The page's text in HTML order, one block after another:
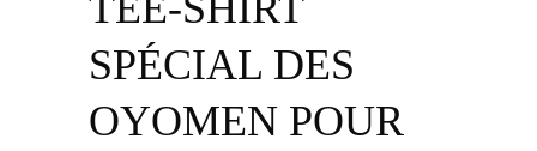
SPÉCIAL DES
OYOMEN POUR